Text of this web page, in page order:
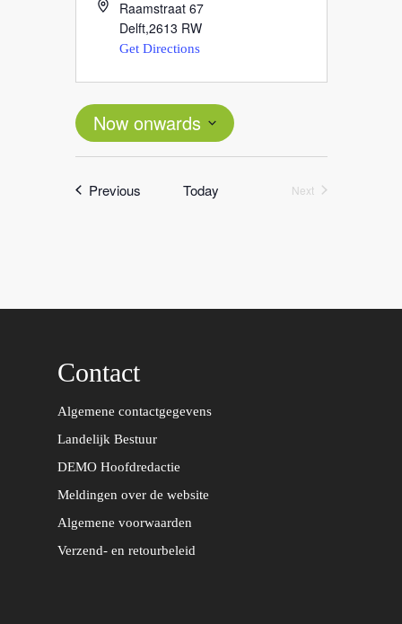
Raamstraat 67
Delft,2613 RW
Get Directions
Now onwards
Select
PreviousEvents Today
Next
Contact
Algemene contactgegevens
Landelijk Bestuur
DEMO Hoofdredactie
Meldingen over de website
Algemene voorwaarden
Verzend- en retourbeleid